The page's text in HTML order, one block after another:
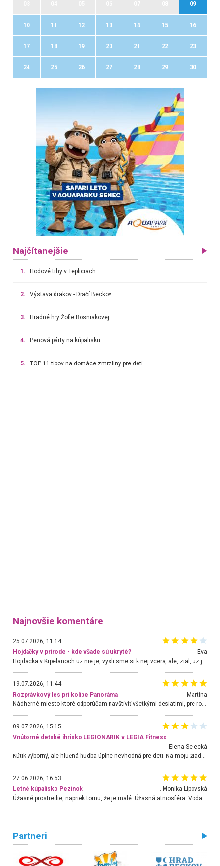
09
10 11 12 13 14 15 16
17 18 19 20 21 22 23
24 25 26 27 28 29 30
Najčítanejšie
1. Hodové trhy v Tepliciach
2. Výstava drakov - Dračí Beckov
3. Hradné hry Žofie Bosniakovej
4. Penová párty na kúpalisku
5. TOP 11 tipov na domáce zmrzliny pre deti
Najnovšie komentáre
25.07.2026, 11:14
Hojdačky v prírode - kde všade sú ukryté?
Eva
Hojdacka v Krpelanoch uz nie je, vysli sme si k nej vcera, ale, zial, uz je znicena. Ak sem planujete cestu len kvoli hojdacke, mozete si ju usetrit. Krasny vyhlad je tu vsak aj bez hojdacky :-)
19.07.2026, 11:44
Rozprávkový les pri kolibe Panoráma
Martina
Nádherné miesto ktoré odporúčam navštíviť všetkými desiatimi, pre rodiny s deťmi, dôchodcom... Proste a jednoducho ozaj rozprávkový les.. určite ešte prídeme. Odniesli sme si na pamiatku krásne tričká,
09.07.2026, 15:15
Vnútorné detské ihrisko LEGIONARIK v LEGIA Fitness
Elena Selecká
27.06.2026, 16:53
Letné kúpalisko Pezinok
. Monika Lipovská
Úžasné prostredie, napriek tomu, že je malé. Úžasná atmosféra. Voda fantastická a nádherná. Ľudí je pomerne veľa, ale su mili a ohľaduplní. Je veľmi zaujímavé sledovať, ako dokážu spolu športovať cudzí ľudia a bez ohľadu na vek. Vládne tu pohoda. Vnuka neviem dostať z vody. Ďakujem za krásny deň . Urcite sa sem vrátim. Jediný problém je s parkovaním, ale aj ten sa mi podarilo vyriešiť. Monika Bratislava
Partneri